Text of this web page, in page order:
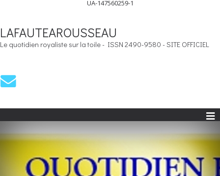
UA-147560259-1
LAFAUTEAROUSSEAU
Le quotidien royaliste sur la toile - ISSN 2490-9580 - SITE OFFICIEL